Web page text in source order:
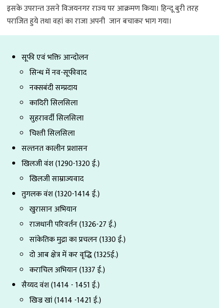
सूफी एवं भक्ति आन्दोलन
सिन्ध में नव-सूफीवाद
नक्सबंदी सम्प्रदाय
कादिरी सिलसिला
सुहरावर्दी सिलसिला
चिश्ती सिलसिला
सल्तनत कालीन प्रशासन
खिलजी वंश (1290-1320 ई.)
खिलजी साम्राज्यवाद
तुगलक वंश (1320-1414 ई.)
खुरासान अभियान
राजधानी परिवर्तन (1326-27 ई.)
सांकेतिक मुद्रा का प्रचलन (1330 ई.)
दो आब क्षेत्र में कर वृद्धि (1325ई.)
कराचिल अभियान (1337 ई.)
सैय्यद वंश (1414 - 1451 ई.)
खिज्र खां (1414 -1421 ई.)
इसके उपरान्‍त उसने विजयनगर राज्‍य पर आक्रमण किया। हिन्‍दू बुरी तरह
पराजित हुये तथा वहां का राजा अपनी जान बचाकर भाग गया।